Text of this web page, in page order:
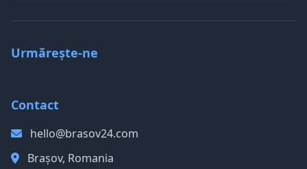
Urmărește-ne
Contact
hello@brasov24.com
Brașov, Romania